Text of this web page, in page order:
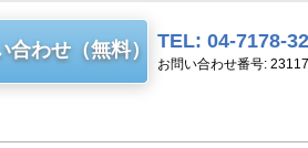
合わせ（無料） TEL: 04-7178-
お問い合わせ番号: